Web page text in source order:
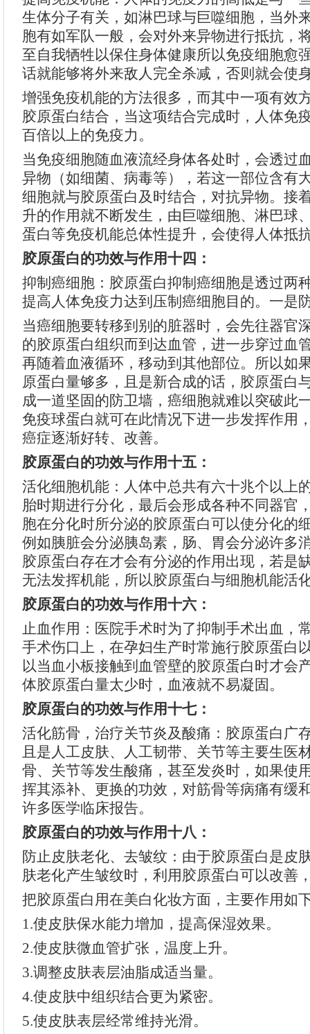
生体分子有关，如淋巴球与巨噬细胞，当外
胞有如军队一般，会对外来异物进行抵抗，
至自我牺牲以保住身体健康所以免疫细胞愈
话就能够将外来敌人完全杀减，否则就会使
增强免疫机能的方法很多，而其中一项有效
胶原蛋白结合，当这项结合完成时，人体免
百倍以上的免疫力。
当免疫细胞随血液流经身体各处时，会透过
异物（如细菌、病毒等），若这一部位含有
细胞就与胶原蛋白及时结合，对抗异物。接
升的作用就不断发生，由巨噬细胞、淋巴球
蛋白等免疫机能总体性提升，会使得人体抵
胶原蛋白的功效与作用十四：
抑制癌细胞：胶原蛋白抑制癌细胞是透过两
提高人体免疫力达到压制癌细胞目的。一是
当癌细胞要转移到别的脏器时，会先往器官
的胶原蛋白组织而到达血管，进一步穿过血
再随着血液循环，移动到其他部位。所以如
原蛋白量够多，且是新合成的话，胶原蛋白
成一道坚固的防卫墙，癌细胞就难以突破此
免疫球蛋白就可在此情况下进一步发挥作用
癌症逐渐好转、改善。
胶原蛋白的功效与作用十五：
活化细胞机能：人体中总共有六十兆个以上
胎时期进行分化，最后会形成各种不同器官
胞在分化时所分泌的胶原蛋白可以使分化的
例如胰脏会分泌胰岛素，肠、胃会分泌许多
胶原蛋白存在才会有分泌的作用出现，若是
无法发挥机能，所以胶原蛋白与细胞机能活
胶原蛋白的功效与作用十六：
止血作用：医院手术时为了抑制手术出血，
手术伤口上，在孕妇生产时常施行胶原蛋白
以当血小板接触到血管壁的胶原蛋白时才会
体胶原蛋白量太少时，血液就不易凝固。
胶原蛋白的功效与作用十七：
活化筋骨，治疗关节炎及酸痛：胶原蛋白广
且是人工皮肤、人工韧带、关节等主要生医
骨、关节等发生酸痛，甚至发炎时，如果使
挥其添补、更换的功效，对筋骨等病痛有缓
许多医学临床报告。
胶原蛋白的功效与作用十八：
防止皮肤老化、去皱纹：由于胶原蛋白是皮
肤老化产生皱纹时，利用胶原蛋白可以改善
把胶原蛋白用在美白化妆方面，主要作用如
1.使皮肤保水能力增加，提高保湿效果。
2.使皮肤微血管扩张，温度上升。
3.调整皮肤表层油脂成适当量。
4.使皮肤中组织结合更为紧密。
5.使皮肤表层经常维持光滑。